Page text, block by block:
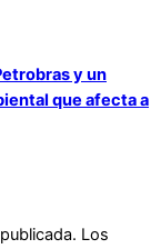
y un
que afecta a
Los